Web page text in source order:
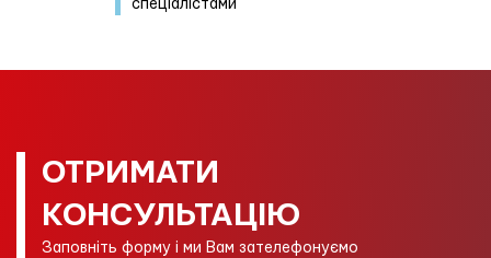
спеціалістами
ОТРИМАТИ
КОНСУЛЬТАЦІЮ
Заповніть форму і ми Вам зателефонуємо